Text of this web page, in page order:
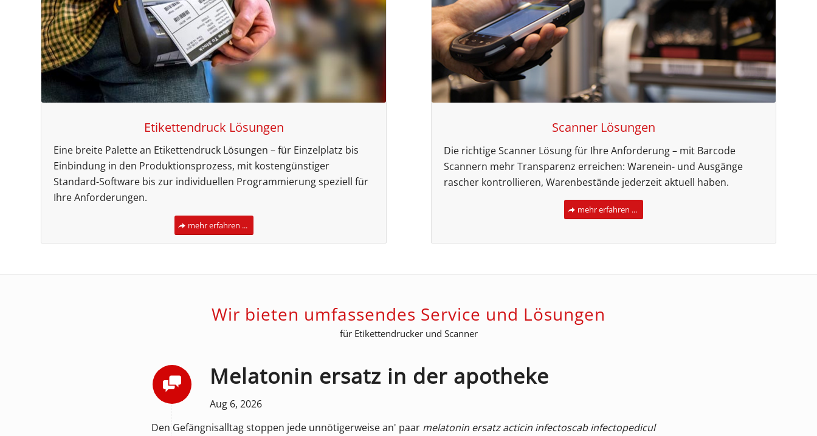
Etikettendruck Lösungen
Eine breite Palette an Etikettendruck Lösungen – für Einzelplatz bis
Einbindung in den Produktionsprozess, mit kostengünstiger
Standard-Software bis zur individuellen Programmierung speziell für
Ihre Anforderungen.
mehr erfahren ...
Scanner Lösungen
Die richtige Scanner Lösung für Ihre Anforderung – mit Barcode
Scannern mehr Transparenz erreichen: Warenein- und Ausgänge
rascher kontrollieren, Warenbestände jederzeit aktuell haben.
mehr erfahren ...
Wir bieten umfassendes Service und Lösungen
für Etikettendrucker und Scanner
Melatonin ersatz in der apotheke
Aug 6, 2026
Den Gefängnisalltag stoppen jede unnötigerweise an' paar melatonin ersatz acticin infectoscab infectopedicul